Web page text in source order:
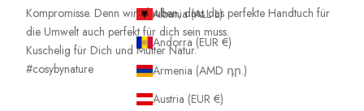
Kompromisse. Denn wir glauben, dass das perfekte Handtuch für
die Umwelt auch perfekt für dich sein muss.
Kuschelig für Dich und Mutter Natur.
#cosybynature
Albania (ALL L)
Andorra (EUR €)
Armenia (AMD դր.)
Austria (EUR €)